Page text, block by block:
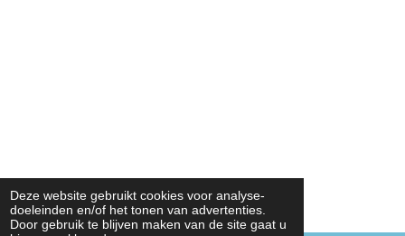
Deze website gebruikt cookies voor analyse-
doeleinden en/of het tonen van advertenties.
Door gebruik te blijven maken van de site gaat u